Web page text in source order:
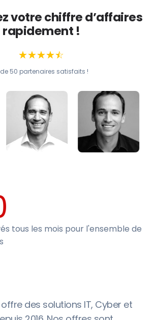
votre chiffre d’affaires
rapidement !
☆☆☆☆☆
50 partenaires satisfaits !
tous les mois pour l'ensemble de
offre des solutions IT, Cyber et